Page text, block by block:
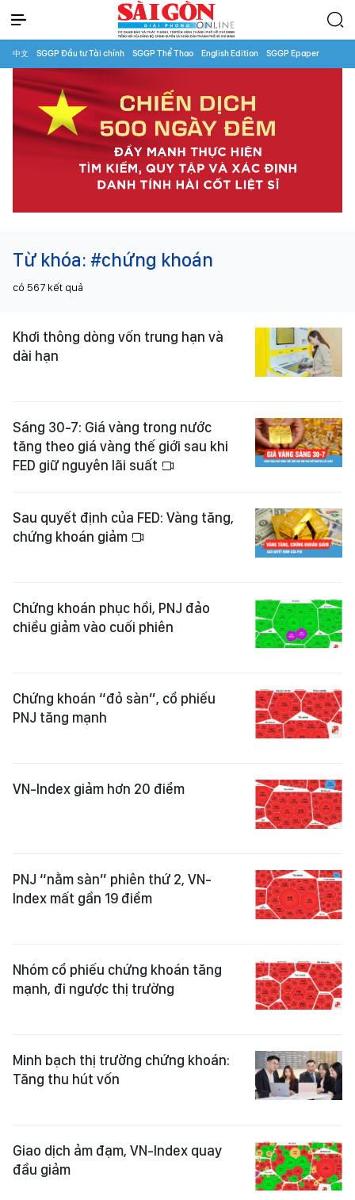
中文 SGGP Đầu tư Tài chính SGGP Thể Thao English Edition SGGP Epaper
Từ khóa: #chứng khoán
có 567 kết quả
Khơi thông dòng vốn trung hạn và
dài hạn
Sáng 30-7: Giá vàng trong nước
tăng theo giá vàng thế giới sau khi
FED giữ nguyên lãi suất
Sau quyết định của FED: Vàng tăng,
chứng khoán giảm
Chứng khoán phục hồi, PNJ đảo
chiều giảm vào cuối phiên
Chứng khoán “đỏ sàn”, cổ phiếu
PNJ tăng mạnh
VN-Index giảm hơn 20 điểm
PNJ “nằm sàn” phiên thứ 2, VN-
Index mất gần 19 điểm
Nhóm cổ phiếu chứng khoán tăng
mạnh, đi ngược thị trường
Minh bạch thị trường chứng khoán:
Tăng thu hút vốn
Giao dịch ảm đạm, VN-Index quay
đầu giảm